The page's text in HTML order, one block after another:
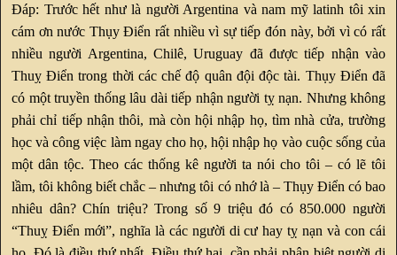
Đáp: Trước hết như là người Argentina và nam mỹ latinh tôi xin
cám ơn nước Thụy Điển rất nhiều vì sự tiếp đón này, bởi vì có rất
nhiều người Argentina, Chilê, Uruguay đã được tiếp nhận vào
Thuỵ Điển trong thời các chế độ quân đội độc tài. Thụy Điển đã
có một truyền thống lâu dài tiếp nhận người tỵ nạn. Nhưng không
phải chỉ tiếp nhận thôi, mà còn hội nhập họ, tìm nhà cửa, trường
học và công việc làm ngay cho họ, hội nhập họ vào cuộc sống của
một dân tộc. Theo các thống kê người ta nói cho tôi – có lẽ tôi
lầm, tôi không biết chắc – nhưng tôi có nhớ là – Thụy Điển có bao
nhiêu dân? Chín triệu? Trong số 9 triệu đó có 850.000 người
“Thuỵ Điển mới”, nghĩa là các người di cư hay tỵ nạn và con cái